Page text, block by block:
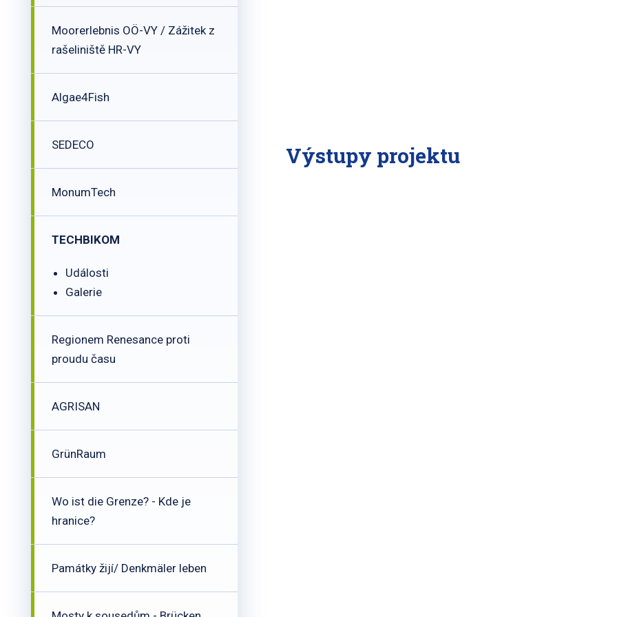
Moorerlebnis OÖ-VY / Zážitek z
rašeliniště HR-VY
Algae4Fish
SEDECO
MonumTech
TECHBIKOM
Události
Galerie
Regionem Renesance proti
proudu času
AGRISAN
GrünRaum
Wo ist die Grenze? - Kde je
hranice?
Památky žijí/ Denkmäler leben
Výstupy projektu